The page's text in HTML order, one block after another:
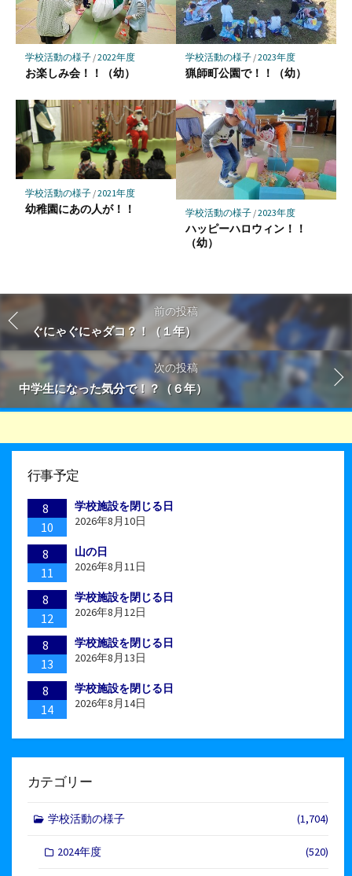
学校活動の様子/2022年度
お楽しみ会！！（幼）
学校活動の様子/2023年度
猟師町公園で！！（幼）
学校活動の様子/2021年度
幼稚園にあの人が！！ 学校活動の様子/2023年度
ハッピーハロウィン！！
（幼）
前の投稿
ぐにゃぐにゃダコ？！（１年）
次の投稿
中学生になった気分で！？（６年）
行事予定
8
10
学校施設を閉じる日
2026年8月10日
8
11
山の日
2026年8月11日
8
12
学校施設を閉じる日
2026年8月12日
8
13
学校施設を閉じる日
2026年8月13日
8
14
学校施設を閉じる日
2026年8月14日
カテゴリー
学校活動の様子 (1,704)
2024年度 (520)